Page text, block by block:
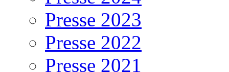
Presse 2023
Presse 2022
Presse 2021